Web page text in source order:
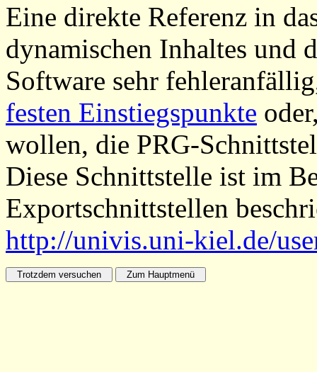
Eine direkte Referenz in
dynamischen Inhaltes und
Software sehr
festen Einstiegspunkte
wollen, die PRG-
Diese Schnittstelle ist im
Exportschnittstellen
http://univis.uni-kiel.de/